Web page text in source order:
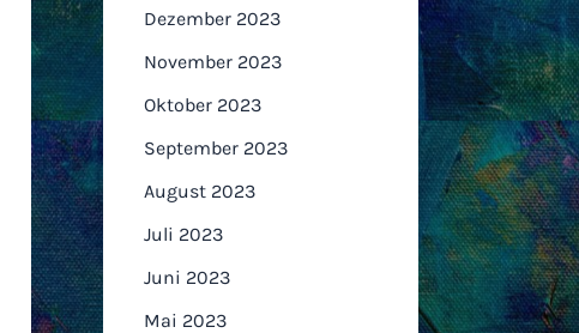
Dezember 2023
November 2023
Oktober 2023
September 2023
August 2023
Juli 2023
Juni 2023
Mai 2023